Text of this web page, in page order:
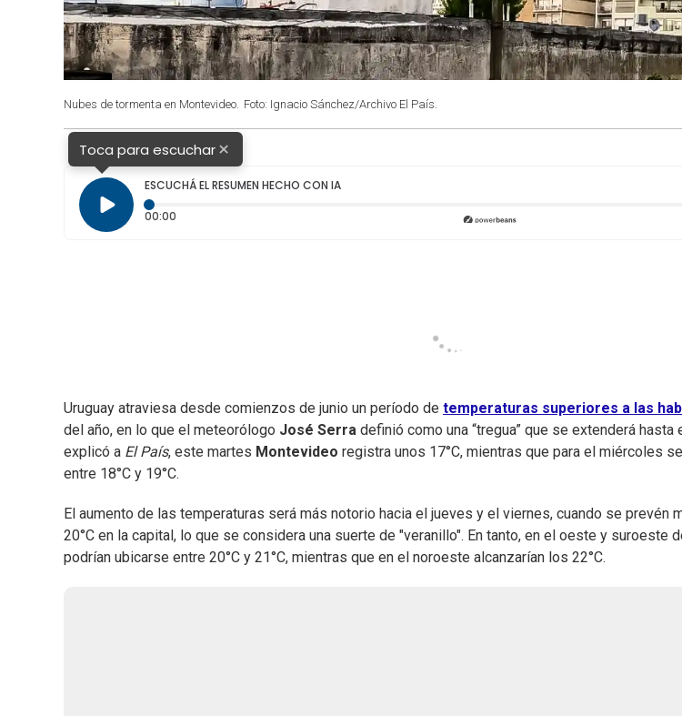
Nubes de tormenta en Montevideo. Foto: Ignacio Sánchez/Archivo El País.
Toca para escuchar×
ESCUCHÁ EL RESUMEN HECHO CON IA
00:00
Uruguay atraviesa desde comienzos de junio un período de temperaturas superiores a las
del año, en lo que el meteorólogo José Serra definió como una “tregua” que se extenderá
explicó a El País, este martes Montevideo registra unos 17°C, mientras que para el miércoles
entre 18°C y 19°C.
El aumento de las temperaturas será más notorio hacia el jueves y el viernes, cuando se prevén
20°C en la capital, lo que se considera una suerte de "veranillo". En tanto, en el oeste y suroeste
podrían ubicarse entre 20°C y 21°C, mientras que en el noroeste alcanzarían los 22°C.